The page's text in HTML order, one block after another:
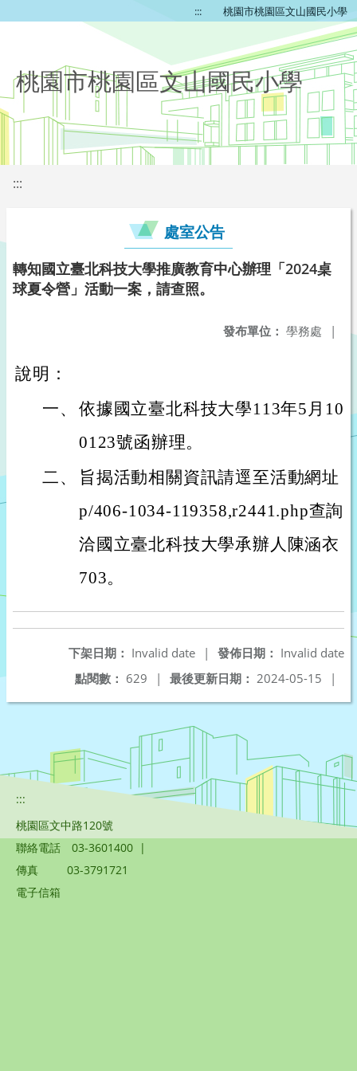
::: 桃園市桃園區文山國民小學
桃園市桃園區文山國民小學
:::
處室公告
轉知國立臺北科技大學推廣教育中心辦理「2024桌
球夏令營」活動一案，請查照。
發布單位： 學務處 |
說明：
一、 依據國立臺北科技大學113年5月10
0123號函辦理。
二、
旨揭活動相關資訊請逕至活動網址
p/406-1034-119358,r2441.php查詢
洽國立臺北科技大學承辦人陳涵衣
703。
發佈日期： Invalid date
下架日期： Invalid date
|
最後更新日期： 2024-05-15 |
點閱數： 629 |
:::
桃園區文中路120號
聯絡電話
03-3601400 |
傳真
03-3791721
電子信箱